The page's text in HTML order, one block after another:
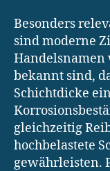
Besonders
sind moderne
Handelsnamen
bekannt sind,
Schichtdicke
gleichzeitig
hochbelastete
gewährleisten.